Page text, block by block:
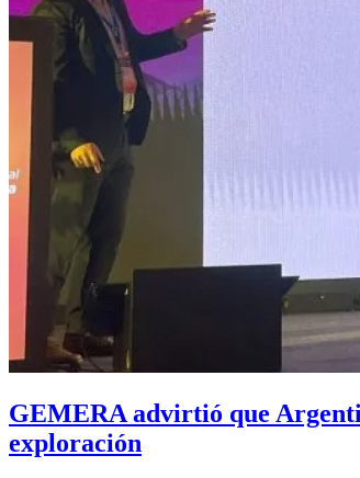
GEMERA advirtió que
exploración